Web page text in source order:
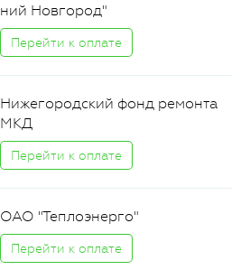
ний Новгород"
Перейти к оплате
Нижегородский фонд ремонта
МКД
Перейти к оплате
ОАО "Теплоэнерго"
Перейти к оплате